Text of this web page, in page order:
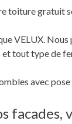
toiture gratuit
VELUX.
et tout type de
avec